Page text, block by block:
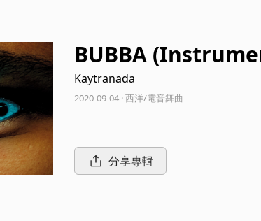
BUBBA
Kaytranada
2020-09-04 · 西洋/電音舞曲
分享專輯